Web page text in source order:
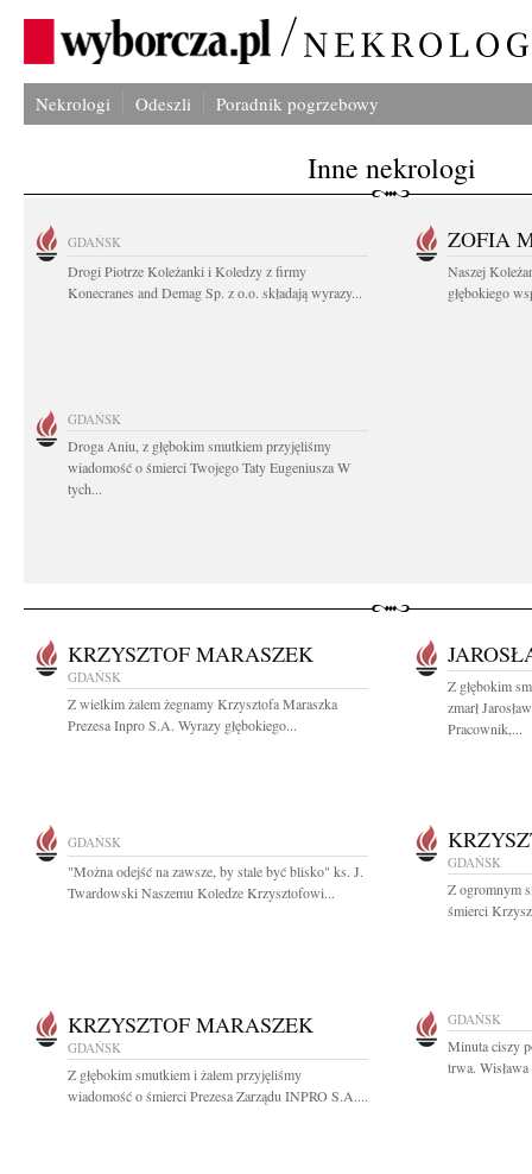
Nekrologi Odeszli Poradnik pogrzebowy
Inne nekrologi
GDAŃSK
Drogi Piotrze Koleżanki i Koledzy z firmy
Konecranes and Demag Sp. z o.o. składają wyrazy...
ZOFIA
Naszej
głębokiego
GDAŃSK
Droga Aniu, z głębokim smutkiem przyjęliśmy
wiadomość o śmierci Twojego Taty Eugeniusza W
tych...
KRZYSZTOF MARASZEK
GDAŃSK
Z wielkim żalem żegnamy Krzysztofa Maraszka
Prezesa Inpro S.A. Wyrazy głębokiego...
Z głębokim
zmarł
Pracownik,...
GDAŃSK
"Można odejść na zawsze, by stale być blisko" ks. J.
Twardowski Naszemu Koledze Krzysztofowi...
GDAŃSK
Z ogromnym
śmierci
KRZYSZTOF MARASZEK
GDAŃSK
Z głębokim smutkiem i żalem przyjęliśmy
wiadomość o śmierci Prezesa Zarządu INPRO S.A....
GDAŃSK
Minuta ciszy
trwa.